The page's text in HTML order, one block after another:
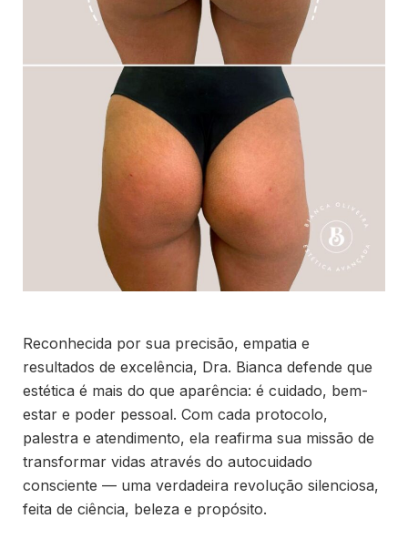
Reconhecida por sua precisão, empatia e
resultados de excelência, Dra. Bianca defende que
estética é mais do que aparência: é cuidado, bem-
estar e poder pessoal. Com cada protocolo,
palestra e atendimento, ela reafirma sua missão de
transformar vidas através do autocuidado
consciente — uma verdadeira revolução silenciosa,
feita de ciência, beleza e propósito.